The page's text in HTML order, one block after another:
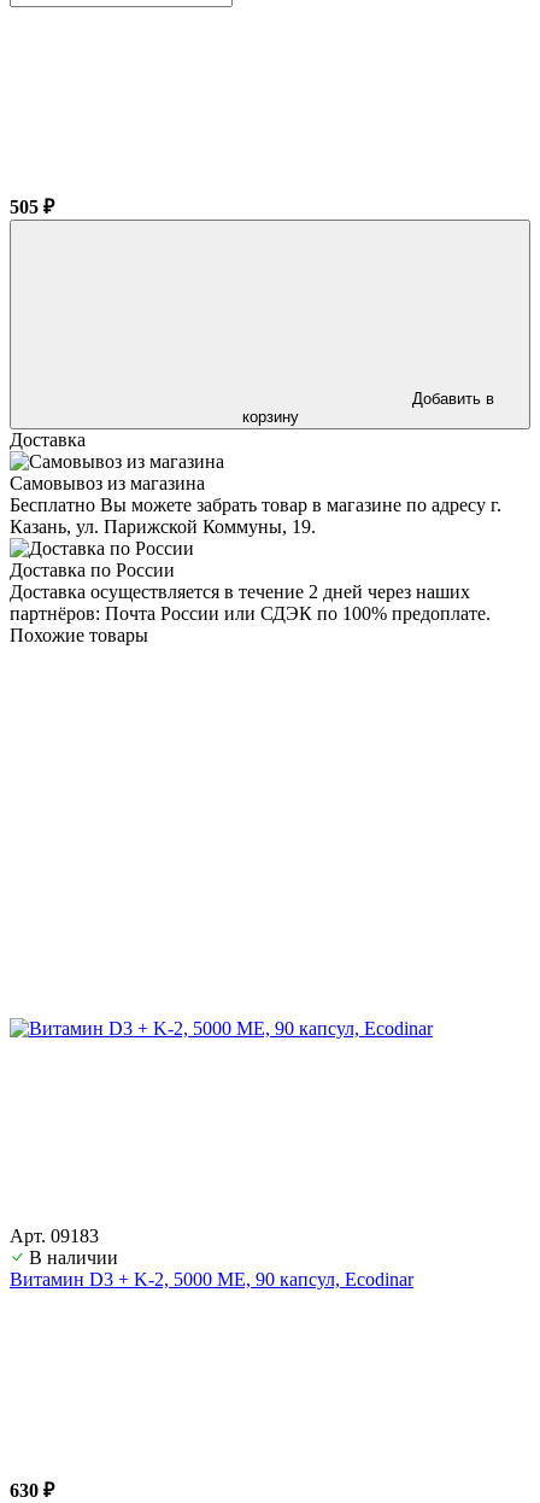
505 ₽
Добавить в
корзину
Доставка
Самовывоз из магазина
Бесплатно Вы можете забрать товар в магазине по адресу г.
Казань, ул. Парижской Коммуны, 19.
Доставка по России
Доставка осуществляется в течение 2 дней через наших
партнёров: Почта России или СДЭК по 100% предоплате.
Похожие товары
Арт. 09183
В наличии
Витамин D3 + K-2, 5000 ME, 90 капсул, Ecodinar
630 ₽